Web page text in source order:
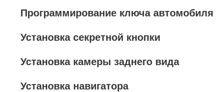
Программирование ключа автомобиля
Установка секретной кнопки
Установка камеры заднего вида
Установка навигатора